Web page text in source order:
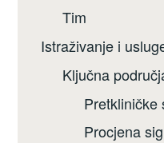
Tim
Istraživanje i
Ključna
Pretkliničke
Procjena